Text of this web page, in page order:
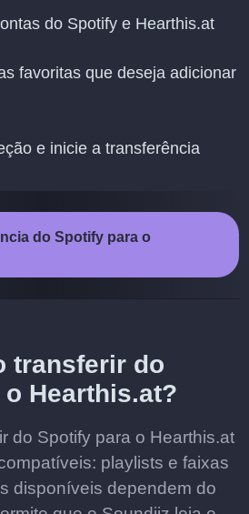
do Spotify e Hearthis.at
favoritas que deseja adicionar
e inicie a transferência
do Spotify para o
transferir do
Hearthis.at?
do Spotify para o Hearthis.at
playlists e faixas
disponíveis dependem do